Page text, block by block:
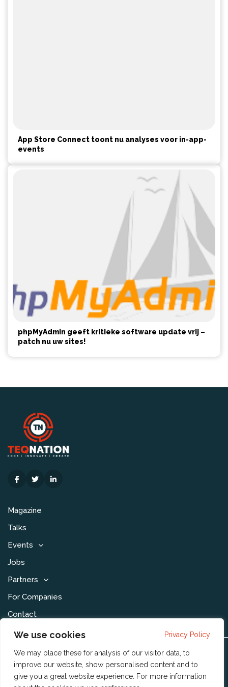
We use cookies Privacy Policy
We may place these for analysis of our visitor data, to
improve our website, show personalised content and to
give you a great website experience. For more information
App Store Connect toont nu analyses voor in-app-
events
phpMyAdmin geeft kritieke software update vrij –
patch nu uw sites!
Magazine
Talks
Events
Jobs
Partners
For Companies
Contact
Disclaimer & Voorwaarden
Privacy Statement